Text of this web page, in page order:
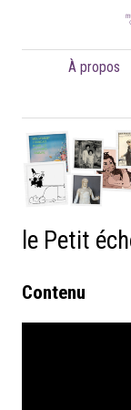
À propos
le Petit
Contenu